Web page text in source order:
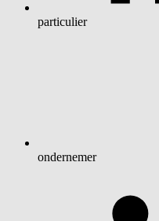
particulier
ondernemer